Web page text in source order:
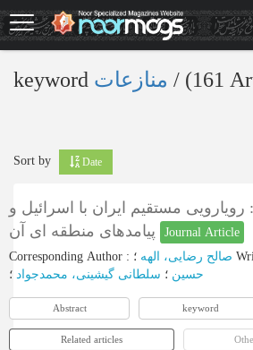
Skip
to
main
keyword ‎/ (161
Sort by Date
رویارویی مستقیم ایران با اسرائیل و
Journal Article
Corresponding Author : صالح رضایی، الهه
حسین ؛ سلطانی گیشینی، محمدجواد ؛
Abstract keyword
Related articles